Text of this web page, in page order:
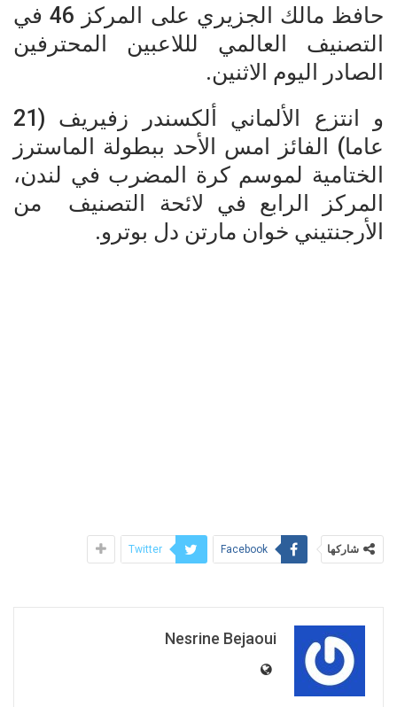
حافظ مالك الجزيري على المركز 46 في
التصنيف العالمي لللاعبين المحترفين
الصادر اليوم الاثنين.
و انتزع الألماني ألكسندر زفيريف (21
عاما) الفائز امس الأحد ببطولة الماسترز
الختامية لموسم كرة المضرب في لندن،
المركز الرابع في لائحة التصنيف من
الأرجنتيني خوان مارتن دل بوترو.
شاركها Facebook
Twitter
Nesrine Bejaoui